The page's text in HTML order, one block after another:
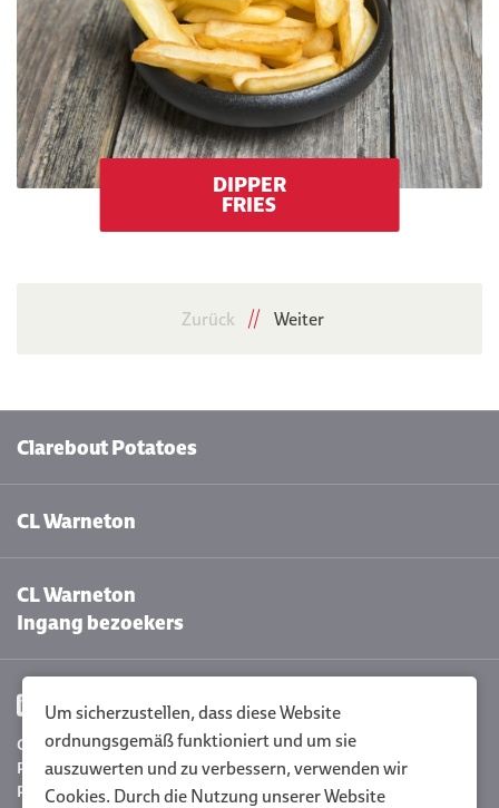
DIPPER
FRIES
Zurück Weiter
Clarebout Potatoes
CL Warneton
CL Warneton
Ingang bezoekers
Cookie-Einstellungen
Privacy Policy
Policy statement
Um sicherzustellen, dass diese Website
ordnungsgemäß funktioniert und um sie
auszuwerten und zu verbessern, verwenden wir
Cookies. Durch die Nutzung unserer Website